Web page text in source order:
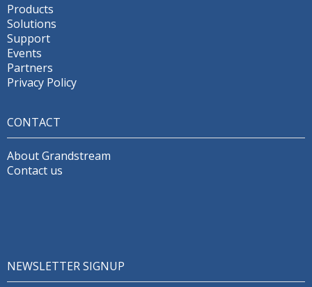
Products
Solutions
Support
Events
Partners
Privacy Policy
CONTACT
About Grandstream
Contact us
NEWSLETTER SIGNUP